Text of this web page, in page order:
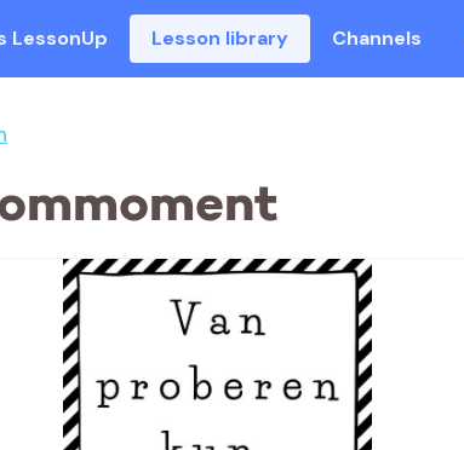
LessonUp Lesson library Channels